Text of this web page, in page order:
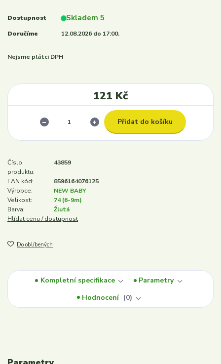
Dostupnost Skladem 5
Doručíme 12.08.2026 do 17:00.
Nejsme plátci DPH
121 Kč
Přidat do košíku
Číslo
produktu:
43859
EAN kód:
8596164076125
Výrobce:
NEW BABY
Velikost:
74 (6-9m)
Barva:
Žlutá
Hlídat cenu / dostupnost
Do oblíbených
Kompletní specifikace
Parametry
Hodnocení
0